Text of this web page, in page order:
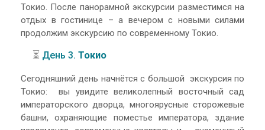
Токио. После панорамной экскурсии разместимся на
отдых в гостинице – а вечером с новыми силами
продолжим экскурсию по современному Токио.
⏳ День 3. Токио
Сегодняшний день начнётся с большой экскурсия по
Токио: вы увидите великолепный восточный сад
императорского дворца, многоярусные сторожевые
башни, охраняющие поместье императора, здание